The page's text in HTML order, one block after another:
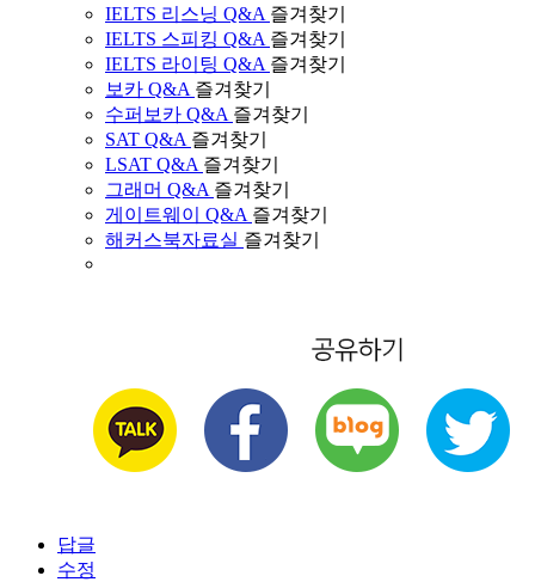
IELTS 리스닝 Q&A 즐겨찾기
IELTS 스피킹 Q&A 즐겨찾기
IELTS 라이팅 Q&A 즐겨찾기
보카 Q&A 즐겨찾기
수퍼보카 Q&A 즐겨찾기
SAT Q&A 즐겨찾기
LSAT Q&A 즐겨찾기
그래머 Q&A 즐겨찾기
게이트웨이 Q&A 즐겨찾기
해커스북자료실 즐겨찾기
답글
수정